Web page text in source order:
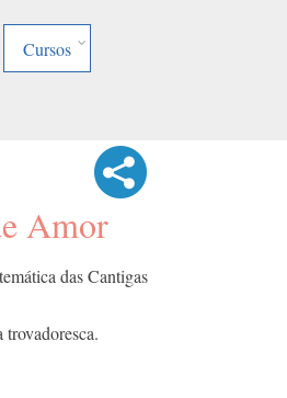
Cursos
Amor
das Cantigas